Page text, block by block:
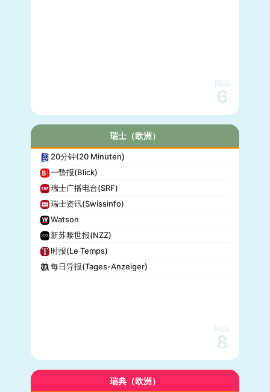
网站
6
瑞士（欧洲）
20分钟(20 Minuten)
一瞥报(Blick)
瑞士广播电台(SRF)
瑞士资讯(Swissinfo)
Watson
新苏黎世报(NZZ)
时报(Le Temps)
每日导报(Tages-Anzeiger)
网站
8
瑞典（欧洲）